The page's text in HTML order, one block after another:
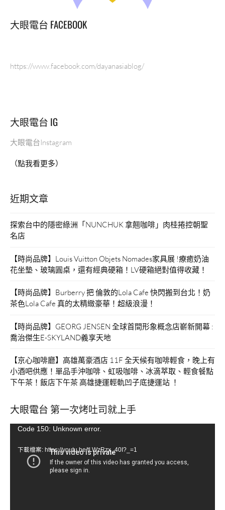
大眼電台 FACEBOOK
https://www.facebook.com/dayanasiablog/
大眼電台 IG
大眼電台Instagram
（點我看更多）
近期文章
探索台中的隱密綠洲「NUNCHUK 拿翹咖啡」肉桂捲控朝聖
名店
【時尚品牌】Louis Vuitton Objets Nomades家具展 !療癒奶油
花坐墊、玻璃圓桌，還有經典硬箱！LV硬箱絕對值得收藏！
【時尚品牌】Burberry 把 倫敦的Lola Cafe 快閃搬到台北！奶
茶色Lola Cafe 真的太精緻豪華！超級浪漫！
【時尚品牌】GEORG JENSEN 全球首間形象概念店嶄新開幕 :
喬治傑生E-SKYLAND義享天地
【京心咖啡廳】高雄萬豪酒店 11F 全天候有咖啡輕食，晚上有
小酒吧供應！單品手沖咖啡、虹吸咖啡、冰滴萃取、輕食餐點
下午茶！飯店下午茶 高雄捷運輕軌凹子底捷運站 ！
大眼電台 第一次烤吐司就上手
視Code 150: Unknown error.
下載檔案: https://youtu.be/tLWzRzx_40I?_=1